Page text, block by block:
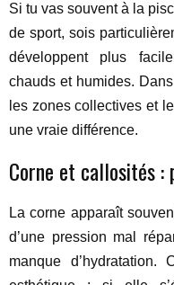
Si tu vas souvent à la
de sport, sois
développent plus
chauds et humides.
les zones collectives et
une vraie différence.
Corne et callosités :
La corne apparaît
d’une pression mal
manque